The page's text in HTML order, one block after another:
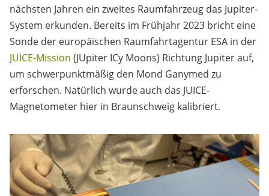
nächsten Jahren ein zweites Raumfahrzeug das Jupiter-
System erkunden. Bereits im Frühjahr 2023 bricht eine
Sonde der europäischen Raumfahrtagentur ESA in der
JUICE-Mission (JUpiter ICy Moons) Richtung Jupiter auf,
um schwerpunktmäßig den Mond Ganymed zu
erforschen. Natürlich wurde auch das JUICE-
Magnetometer hier in Braunschweig kalibriert.